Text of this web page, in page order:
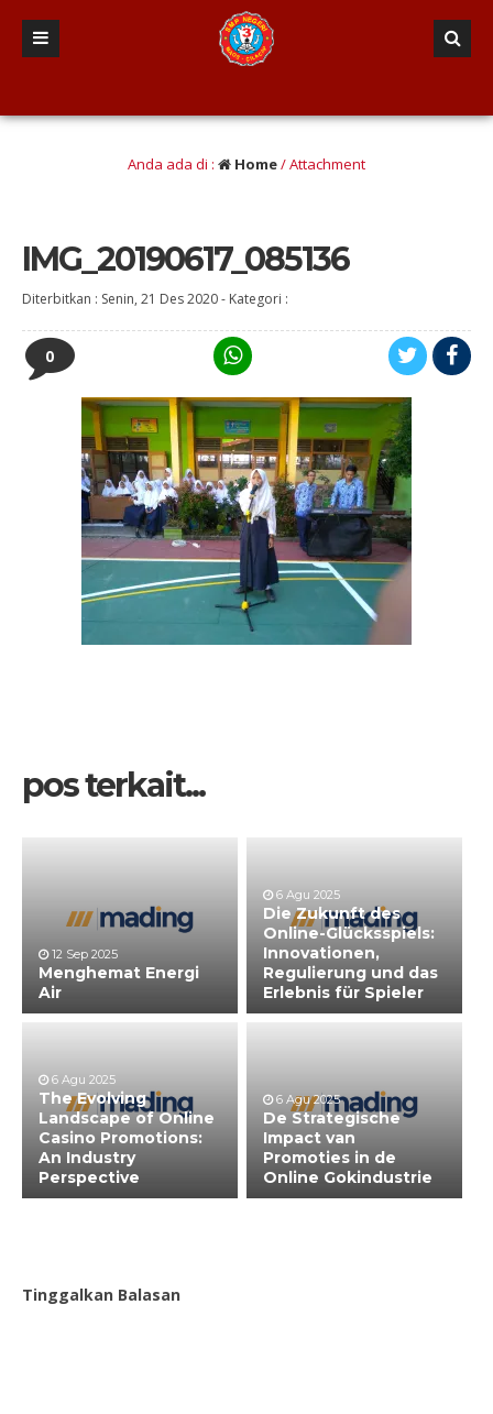
Anda ada di : Home/ Attachment
IMG_20190617_085136
Diterbitkan : Senin, 21 Des 2020- Kategori :
0
pos terkait...
12 Sep 2025
Menghemat Energi
Air
6 Agu 2025
Die Zukunft des
Online-Glücksspiels:
Innovationen,
Regulierung und das
Erlebnis für Spieler
6 Agu 2025
The Evolving
Landscape of Online
Casino Promotions:
An Industry
Perspective
6 Agu 2025
De Strategische
Impact van
Promoties in de
Online Gokindustrie
Tinggalkan Balasan